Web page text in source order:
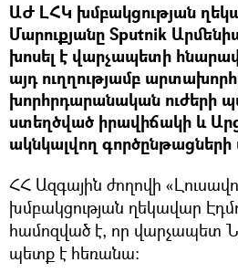
ԱԺ ԼՀԿ խմբակցության
Մարուքյանը Sputnik
խոսել է վարչապետի
այդ ուղղությամբ
խորհրդարանական ուժերի
ստեղծված իրավիճակի և
ակնկալվող գործընթացների
ՀՀ Ազգային ժողովի
խմբակցության ղեկավար
համոզված է, որ վարչապետ
պետք է հեռանա։